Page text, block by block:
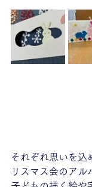
それぞれ思いを込
リスマス会のアル